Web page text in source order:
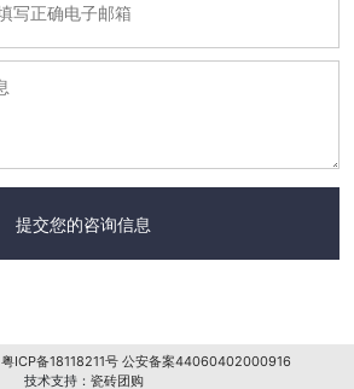
粤ICP备18118211号 公安备案44060402000916
技术支持： 瓷砖团购